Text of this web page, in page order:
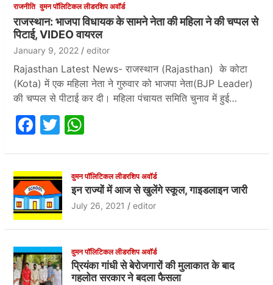
राजनीति वुमन पॉलिटिकल लीडरशिप अवॉर्ड
राजस्थान: भाजपा विधायक के सामने नेता की महिला ने की चप्पल से
पिटाई, VIDEO वायरल
January 9, 2022 editor
Rajasthan Latest News- राजस्थान (Rajasthan) के कोटा
(Kota) में एक महिला नेता ने गुरुवार को भाजपा नेता(BJP Leader)
की चप्पल से पीटाई कर दी। महिला पंचायत समिति चुनाव में हुई…
F
e
b
o
o
k
T
er s
A
p
वुमन पॉलिटिकल लीडरशिप अवॉर्ड
इन राज्यों में आज से खुलेंगे स्कूल, गाइडलाइन जारी
July 26, 2021 editor
वुमन पॉलिटिकल लीडरशिप अवॉर्ड
प्रियंका गांधी से बेरोजगारों की मुलाकात के बाद
गहलोत सरकार ने बदला फैसला